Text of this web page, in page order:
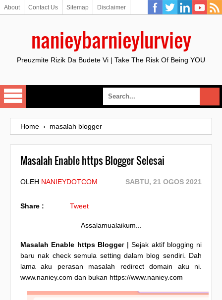
About Contact Us Sitemap Disclaimer
nanieybarnieylurviey
Preuzmite Rizik Da Budete Vi | Take The Risk Of Being YOU
Home › masalah blogger
Masalah Enable https Blogger Selesai
OLEH NANIEYDOTCOM SABTU, 21 OGOS 2021
Share : Tweet
Assalamualaikum...
Masalah Enable https Blogger | Sejak aktif blogging ni
baru nak check semula setting dalam blog sendiri. Dah
lama aku perasan masalah redirect domain aku ni.
www.naniey.com dan bukan https://www.naniey.com